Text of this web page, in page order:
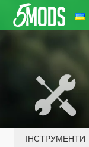
ІНСТРУМЕНТИ